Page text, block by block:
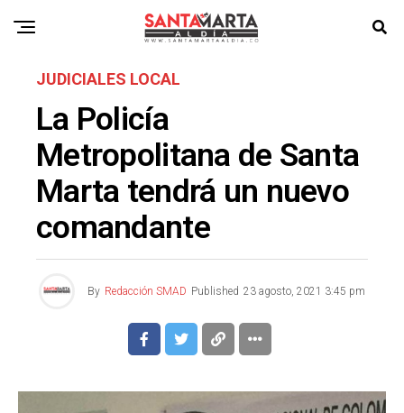
JUDICIALES LOCAL
La Policía
Metropolitana de Santa
Marta tendrá un nuevo
comandante
By Redacción SMAD Published 23 agosto, 2021 3:45 pm